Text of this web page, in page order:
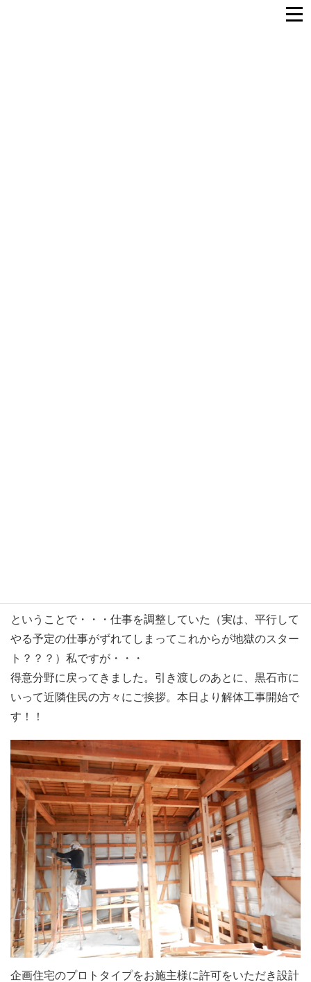
ということで・・・仕事を調整していた（実は、平行して
やる予定の仕事がずれてしまってこれからが地獄のスター
ト？？？）私ですが・・・
得意分野に戻ってきました。引き渡しのあとに、黒石市に
いって近隣住民の方々にご挨拶。本日より解体工事開始で
す！！
企画住宅のプロトタイプをお施主様に許可をいただき設計